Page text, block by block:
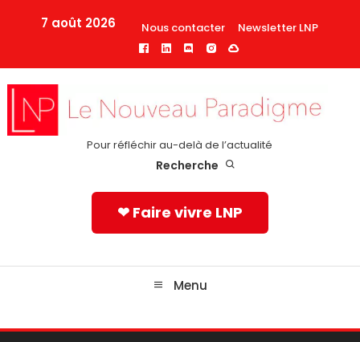
7 août 2026 Nous contacter Newsletter LNP
Pour réfléchir au-delà de l’actualité
Recherche
❤ Faire vivre LNP
Menu